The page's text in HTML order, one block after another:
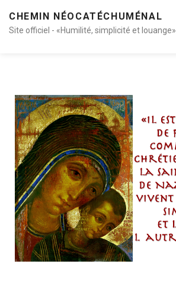
CHEMIN NÉOCATÉCHUMÉNAL
Site officiel - «Humilité, simplicité et louange»